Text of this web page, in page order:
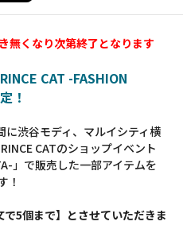
無くなり次第終了となります
CAT -FASHION
！
渋谷モディ、マルイシティ横
CATのショップイベント
」で販売した一部アイテムを
！
5個まで】とさせていただきま